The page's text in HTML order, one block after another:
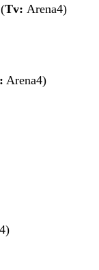
Tv: Arena4)
Arena4)